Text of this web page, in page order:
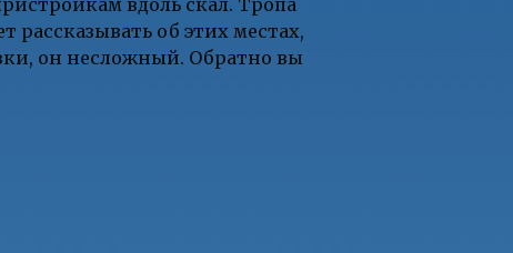
рассказывать об этих местах,
он несложный. Обратно вы